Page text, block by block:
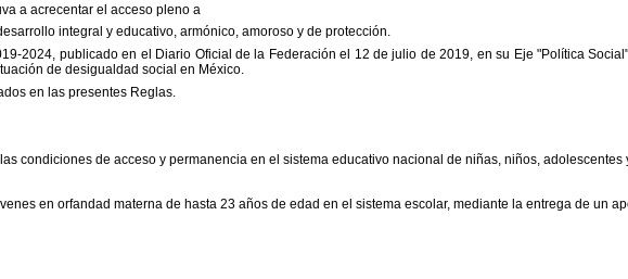
a acrecentar el acceso pleno a
integral y educativo, armónico, amoroso y de protección.
2024, publicado en el Diario Oficial de la Federación el 12 de julio de 2019, en su Eje "Política Social"
de desigualdad social en México.
en las presentes Reglas.
condiciones de acceso y permanencia en el sistema educativo nacional de niñas, niños, adolescentes
en orfandad materna de hasta 23 años de edad en el sistema escolar, mediante la entrega de un